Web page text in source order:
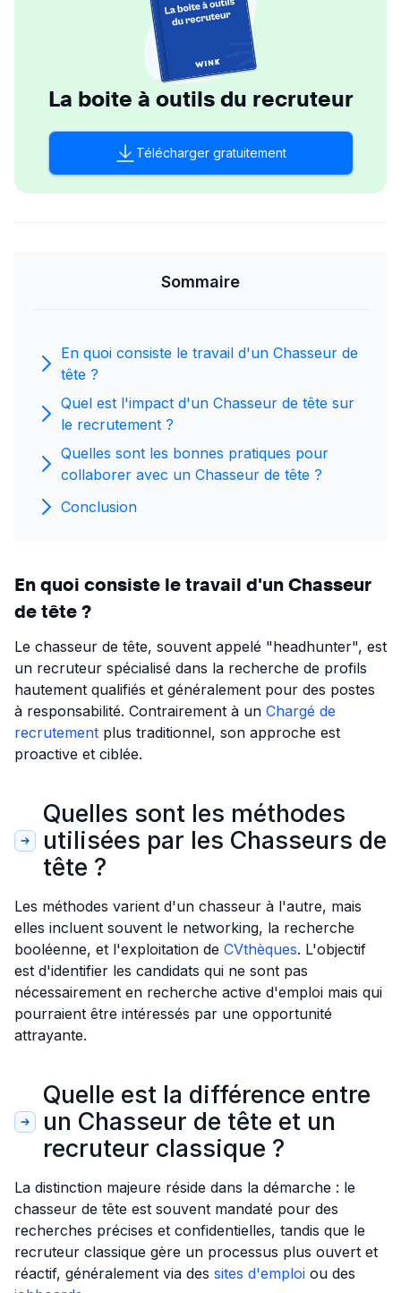
La boite à outils du recruteur
Télécharger gratuitement
Sommaire
En quoi consiste le travail d'un Chasseur de
tête ?
Quel est l'impact d'un Chasseur de tête sur
le recrutement ?
Quelles sont les bonnes pratiques pour
collaborer avec un Chasseur de tête ?
Conclusion
En quoi consiste le travail d'un Chasseur
de tête ?
Le chasseur de tête, souvent appelé "headhunter", est
un recruteur spécialisé dans la recherche de profils
hautement qualifiés et généralement pour des postes
à responsabilité. Contrairement à un Chargé de
recrutement plus traditionnel, son approche est
proactive et ciblée.
Quelles sont les méthodes
utilisées par les Chasseurs de
tête ?
Les méthodes varient d'un chasseur à l'autre, mais
elles incluent souvent le networking, la recherche
booléenne, et l'exploitation de CVthèques. L'objectif
est d'identifier les candidats qui ne sont pas
nécessairement en recherche active d'emploi mais qui
pourraient être intéressés par une opportunité
attrayante.
Quelle est la différence entre
un Chasseur de tête et un
recruteur classique ?
La distinction majeure réside dans la démarche : le
chasseur de tête est souvent mandaté pour des
recherches précises et confidentielles, tandis que le
recruteur classique gère un processus plus ouvert et
réactif, généralement via des sites d'emploi ou des